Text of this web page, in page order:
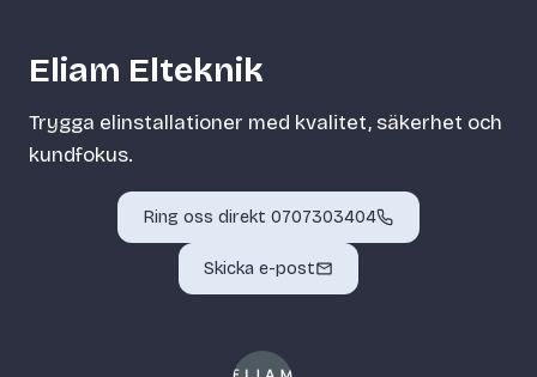
Eliam Elteknik
Trygga elinstallationer med kvalitet, säkerhet och
kundfokus.
Ring oss direkt 0707303404
Skicka e-post